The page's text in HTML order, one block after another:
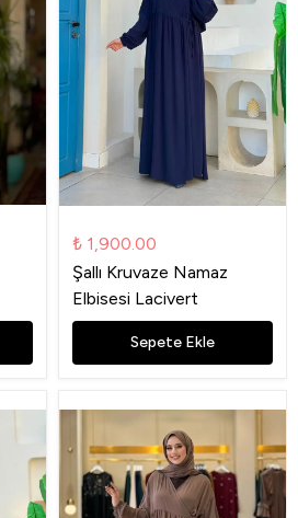
₺ 1,900.00
Şallı Kruvaze Namaz
Elbisesi Lacivert
Sepete Ekle